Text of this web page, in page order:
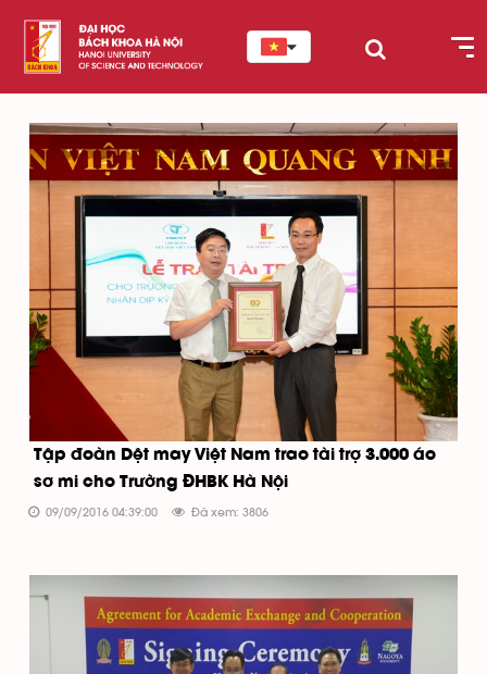
Tập đoàn Dệt may Việt Nam trao tài trợ 3.000 áo
sơ mi cho Trường ĐHBK Hà Nội
09/09/2016 04:39:00 Đã xem: 3806